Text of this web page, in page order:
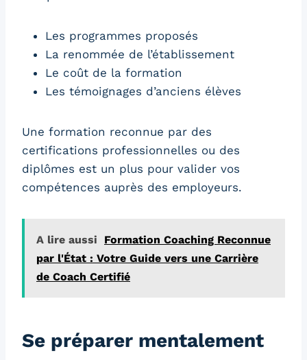
Les programmes proposés
La renommée de l’établissement
Le coût de la formation
Les témoignages d’anciens élèves
Une formation reconnue par des
certifications professionnelles ou des
diplômes est un plus pour valider vos
compétences auprès des employeurs.
A lire aussi
Formation Coaching Reconnue
par l'État : Votre Guide vers une Carrière
de Coach Certifié
Se préparer mentalement